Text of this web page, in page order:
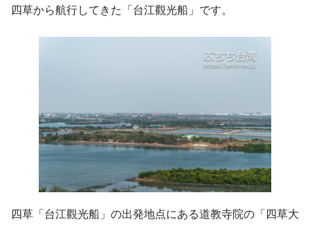
四草から航行してきた「台江觀光船」です。
四草「台江觀光船」の出発地点にある道教寺院の「四草大